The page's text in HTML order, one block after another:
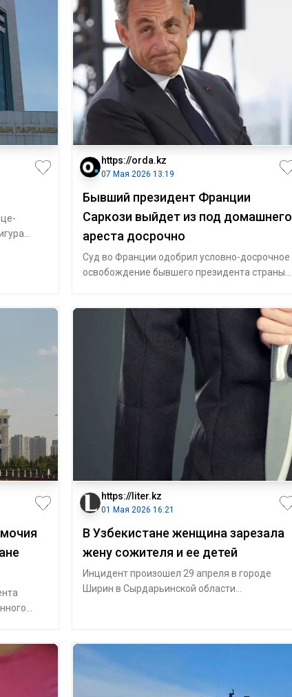
https://orda.kz
07 Мая 2026 13:19
Бывший президент Франции
Саркози выйдет из под домашнего
ареста досрочно
Суд во Франции одобрил условно-досрочное
освобождение бывшего президента страны
https://liter.kz
01 Мая 2026 16:21
В Узбекистане женщина зарезала
жену сожителя и ее детей
Инцидент произошел 29 апреля в городе
Ширин в Сырдарьинской области